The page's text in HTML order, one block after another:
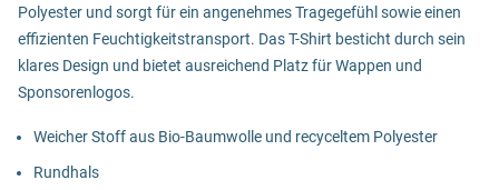
Polyester und sorgt für ein angenehmes Tragegefühl sowie einen
effizienten Feuchtigkeitstransport. Das T-Shirt besticht durch sein
klares Design und bietet ausreichend Platz für Wappen und
Sponsorenlogos.
Weicher Stoff aus Bio-Baumwolle und recyceltem Polyester
Rundhals